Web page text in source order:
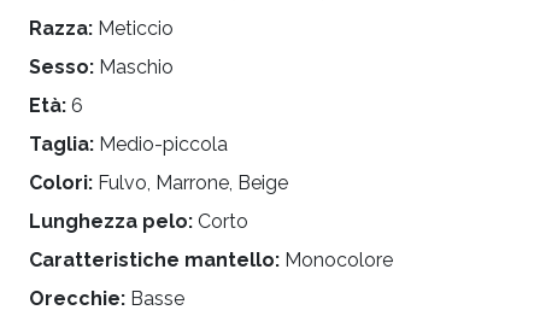
Razza: Meticcio
Sesso: Maschio
Età: 6
Taglia: Medio-piccola
Colori: Fulvo, Marrone, Beige
Lunghezza pelo: Corto
Caratteristiche mantello: Monocolore
Orecchie: Basse